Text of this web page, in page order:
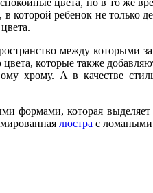
, в которой ребенок не только
между которыми
которые также
хрому. А в качестве
формами, которая
люстра с